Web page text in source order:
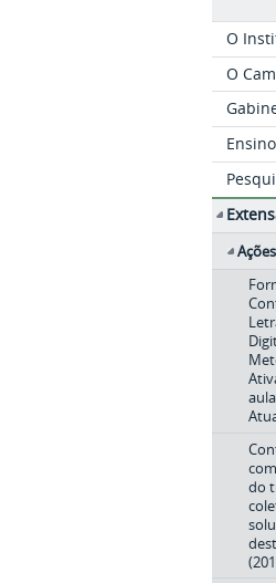
O
O
Ensino
do